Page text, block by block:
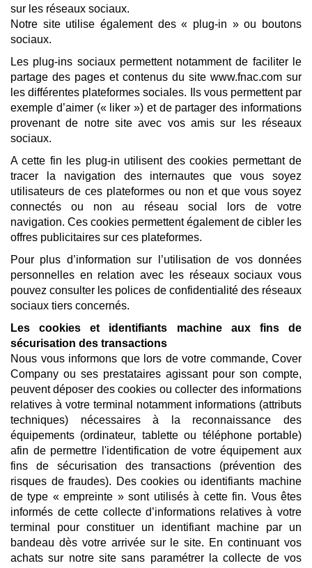
sur les réseaux sociaux.
Notre site utilise également des « plug-in » ou boutons
sociaux.
Les plug-ins sociaux permettent notamment de faciliter le
partage des pages et contenus du site www.fnac.com sur
les différentes plateformes sociales. Ils vous permettent par
exemple d’aimer (« liker ») et de partager des informations
provenant de notre site avec vos amis sur les réseaux
sociaux.
A cette fin les plug-in utilisent des cookies permettant de
tracer la navigation des internautes que vous soyez
utilisateurs de ces plateformes ou non et que vous soyez
connectés ou non au réseau social lors de votre
navigation. Ces cookies permettent également de cibler les
offres publicitaires sur ces plateformes.
Pour plus d’information sur l’utilisation de vos données
personnelles en relation avec les réseaux sociaux vous
pouvez consulter les polices de confidentialité des réseaux
sociaux tiers concernés.
Les cookies et identifiants machine aux fins de
sécurisation des transactions
Nous vous informons que lors de votre commande, Cover
Company ou ses prestataires agissant pour son compte,
peuvent déposer des cookies ou collecter des informations
relatives à votre terminal notamment informations (attributs
techniques) nécessaires à la reconnaissance des
équipements (ordinateur, tablette ou téléphone portable)
afin de permettre l'identification de votre équipement aux
fins de sécurisation des transactions (prévention des
risques de fraudes). Des cookies ou identifiants machine
de type « empreinte » sont utilisés à cette fin. Vous êtes
informés de cette collecte d’informations relatives à votre
terminal pour constituer un identifiant machine par un
bandeau dès votre arrivée sur le site. En continuant vos
achats sur notre site sans paramétrer la collecte de vos